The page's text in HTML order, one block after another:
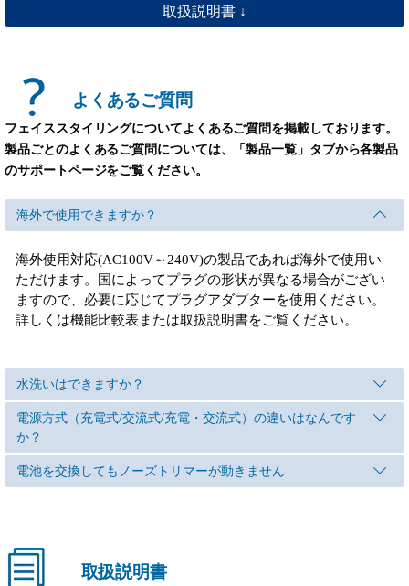
取扱説明書 ↓
よくあるご質問
フェイススタイリングについてよくあるご質問を掲載しております。
製品ごとのよくあるご質問については、「製品一覧」タブから各製品
のサポートページをご覧ください。
海外で使用できますか？
海外使用対応(AC100V～240V)の製品であれば海外で使用い
ただけます。国によってプラグの形状が異なる場合がござい
ますので、必要に応じてプラグアダプターを使用ください。
詳しくは機能比較表または取扱説明書をご覧ください。
水洗いはできますか？
電源方式（充電式/交流式/充電・交流式）の違いはなんです
か？
電池を交換してもノーズトリマーが動きません
取扱説明書